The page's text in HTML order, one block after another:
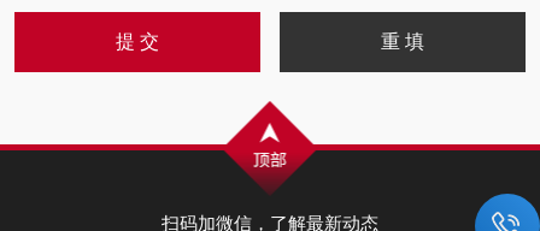
扫码加微信，了解最新动态